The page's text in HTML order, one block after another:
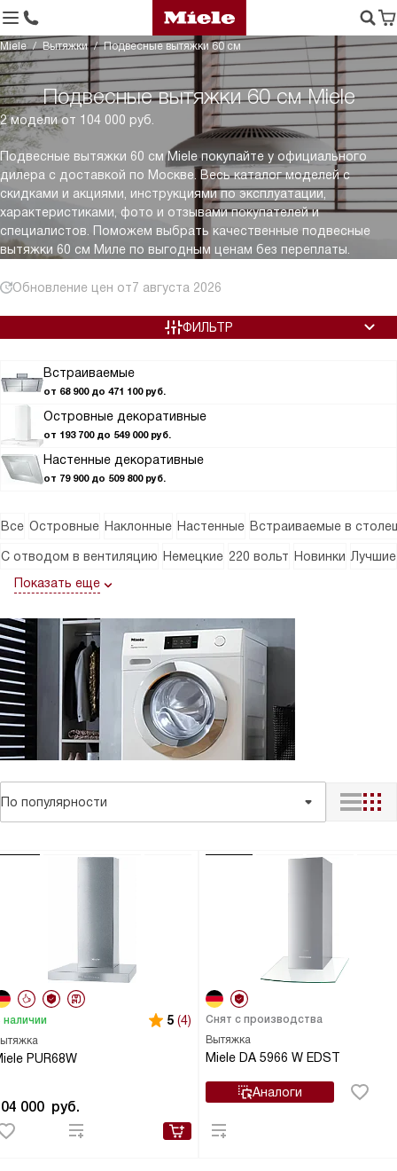
Miele Вытяжки Подвесные вытяжки 60 см
Подвесные вытяжки 60 см Miele
2 модели от 104 000 руб.
Подвесные вытяжки 60 см Miele покупайте у официального
дилера с доставкой по Москве. Весь каталог моделей с
скидками и акциями, инструкциями по эксплуатации,
характеристиками, фото и отзывами покупателей и
специалистов. Поможем выбрать качественные подвесные
вытяжки 60 см Миле по выгодным ценам без переплаты.
Обновление цен от7 августа 2026
Встраиваемые
от 68 900 до 471 100 руб.
Островные декоративные
от 193 700 до 549 000 руб.
Настенные декоративные
от 79 900 до 509 800 руб.
ФИЛЬТР
Все Островные Наклонные Настенные Встраиваемые в
С отводом в вентиляцию Немецкие 220 вольт Новинки Лучшие
Показать еще
По популярности
PUR68W
наличии 5 (4)
000 руб.
Вытяжка
Miele DA 5966 W EDST
Снят с производства
Аналоги